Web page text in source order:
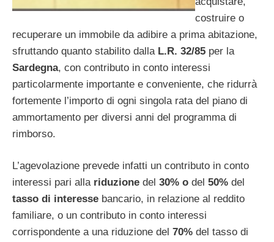
costruire o
recuperare un immobile da adibire a prima abitazione,
sfruttando quanto stabilito dalla L.R. 32/85 per la
Sardegna, con contributo in conto interessi
particolarmente importante e conveniente, che ridurrà
fortemente l’importo di ogni singola rata del piano di
ammortamento per diversi anni del programma di
rimborso.
L’agevolazione prevede infatti un contributo in conto
interessi pari alla riduzione del 30% o del 50% del
tasso di interesse bancario, in relazione al reddito
familiare, o un contributo in conto interessi
corrispondente a una riduzione del 70% del tasso di